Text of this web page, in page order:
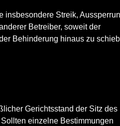
insbesondere Streik,
Betreiber, soweit der
Behinderung hinaus zu
Gerichtsstand der Sitz des
einzelne Bestimmungen